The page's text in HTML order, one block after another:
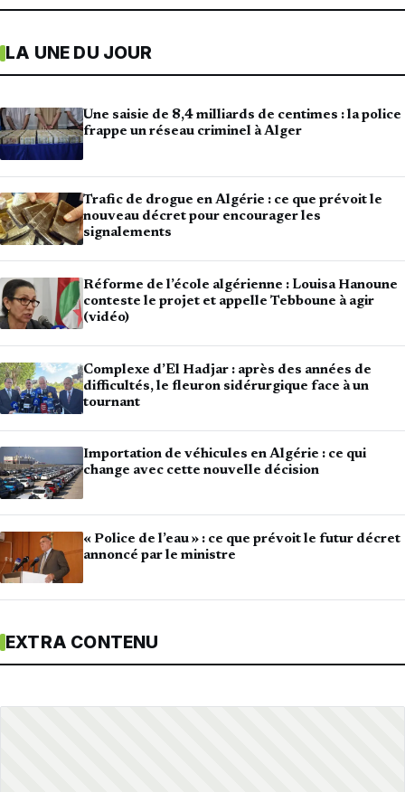
LA UNE DU JOUR
Une saisie de 8,4 milliards de centimes : la police
frappe un réseau criminel à Alger
Trafic de drogue en Algérie : ce que prévoit le
nouveau décret pour encourager les
signalements
Réforme de l’école algérienne : Louisa Hanoune
conteste le projet et appelle Tebboune à agir
(vidéo)
Complexe d’El Hadjar : après des années de
difficultés, le fleuron sidérurgique face à un
tournant
Importation de véhicules en Algérie : ce qui
change avec cette nouvelle décision
« Police de l’eau » : ce que prévoit le futur décret
annoncé par le ministre
EXTRA CONTENU